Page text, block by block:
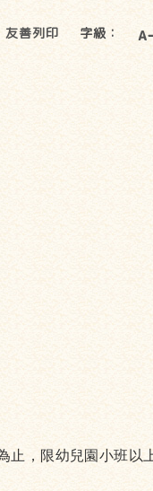
友善列印 字級：
止，限幼兒園小班以